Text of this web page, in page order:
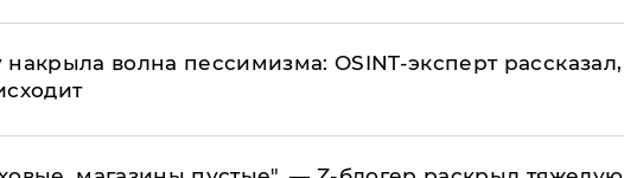
накрыла волна пессимизма: OSINT-эксперт рассказал,